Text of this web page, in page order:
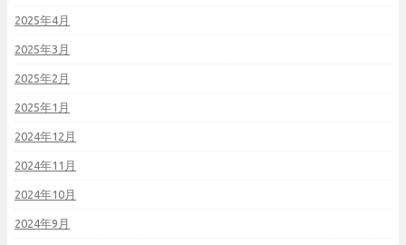
2025年4月
2025年3月
2025年2月
2025年1月
2024年12月
2024年11月
2024年10月
2024年9月